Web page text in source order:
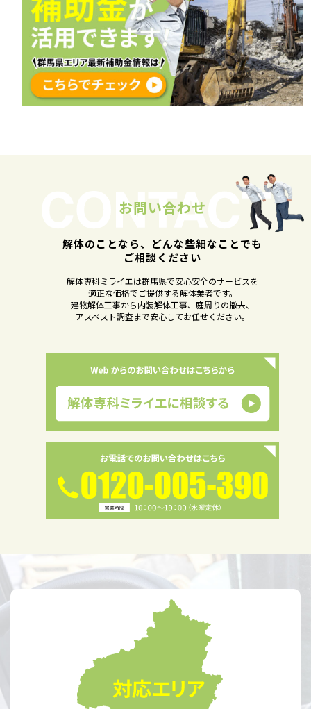
お問い合わせ
解体のことなら、どんな些細なことでも
ご相談ください
解体専科ミライエは群馬県で安心安全のサービスを
適正な価格でご提供する解体業者です。
建物解体工事から内装解体工事、庭周りの撤去、
アスベスト調査まで安心してお任せください。